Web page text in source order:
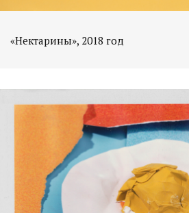
«Нектарины», 2018 год